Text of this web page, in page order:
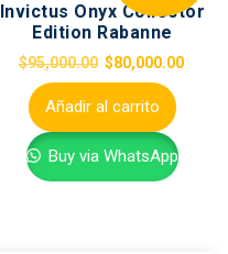
Invictus Onyx Collector
Edition Rabanne
$95,000.00 $80,000.00
Añadir al carrito
Buy via WhatsApp